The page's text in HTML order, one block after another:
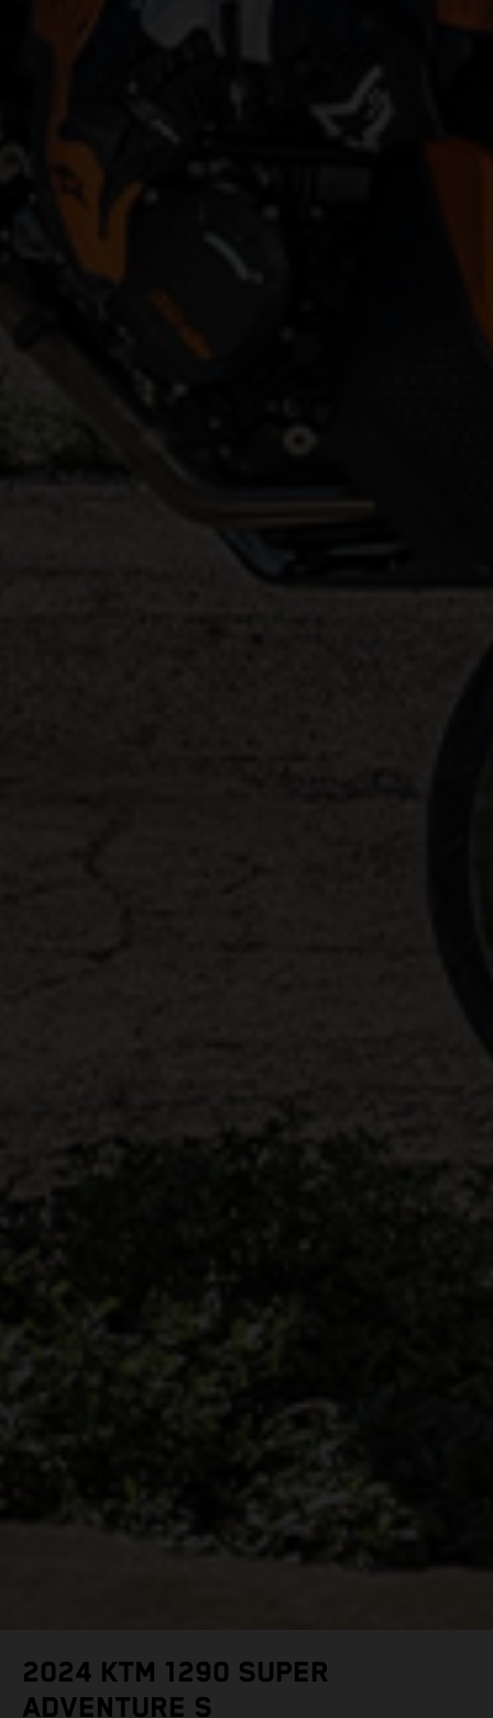
2024 KTM 1290 SUPER
ADVENTURE S